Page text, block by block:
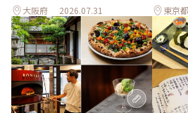
大阪府 2026.07.31 東京都